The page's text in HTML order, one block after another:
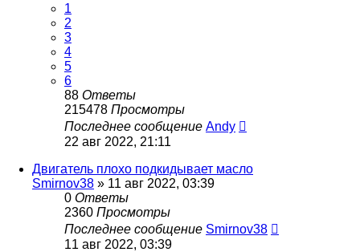
1
2
3
4
5
6
88 Ответы
215478 Просмотры
Последнее сообщение Andy
22 авг 2022, 21:11
Двигатель плохо подкидывает масло
Smirnov38 » 11 авг 2022, 03:39
0 Ответы
2360 Просмотры
Последнее сообщение Smirnov38
11 авг 2022, 03:39